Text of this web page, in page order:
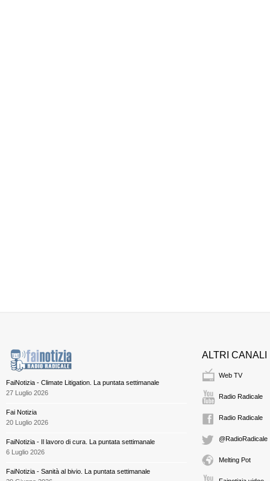
FaiNotizia - Climate Litigation. La puntata settimanale
27 Luglio 2026
Fai Notizia
20 Luglio 2026
FaiNotizia - Il lavoro di cura. La puntata settimanale
6 Luglio 2026
FaiNotizia - Sanità al bivio. La puntata settimanale
ALTRI CANALI
Web TV
Radio Radicale
Radio Radicale
@RadioRadicale
Melting Pot